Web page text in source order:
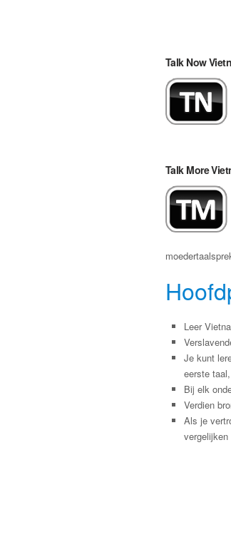
Talk Now
Talk More
Leer
Je kunt
eerste
Bij elk
Verdien
Als je
vergelijken